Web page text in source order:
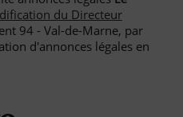
du Directeur
94 - Val-de-Marne, par
d'annonces légales en